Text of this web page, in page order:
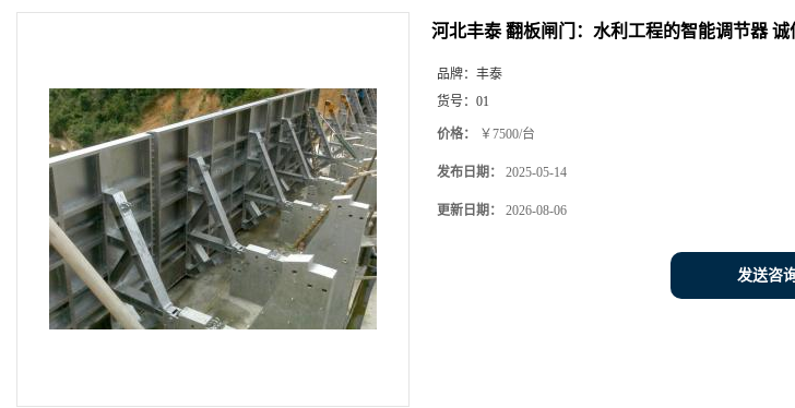
河北丰泰 翻板闸门：水利工程的智能调节器 诚
品牌： 丰泰
货号： 01
价格： ￥7500/台
发布日期： 2025-05-14
更新日期： 2026-08-06
发送咨